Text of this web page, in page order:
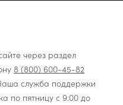
через раздел
8 (800) 600-45-82
служба поддержки
по пятницу с 9:00 до